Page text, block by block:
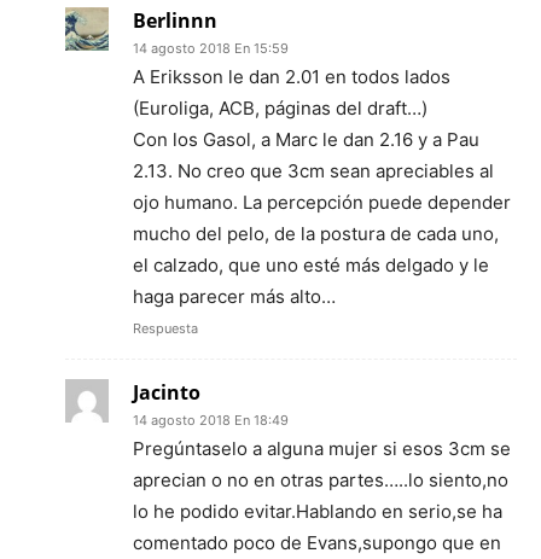
Berlinnn
14 agosto 2018 En 15:59
A Eriksson le dan 2.01 en todos lados
(Euroliga, ACB, páginas del draft…)
Con los Gasol, a Marc le dan 2.16 y a Pau
2.13. No creo que 3cm sean apreciables al
ojo humano. La percepción puede depender
mucho del pelo, de la postura de cada uno,
el calzado, que uno esté más delgado y le
haga parecer más alto…
Respuesta
Jacinto
14 agosto 2018 En 18:49
Pregúntaselo a alguna mujer si esos 3cm se
aprecian o no en otras partes…..lo siento,no
lo he podido evitar.Hablando en serio,se ha
comentado poco de Evans,supongo que en